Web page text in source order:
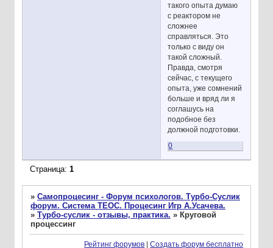
такого опыта думаю
с реактором не
сложнее
справляться. Это
только с виду он
такой сложный.
Правда, смотря
сейчас, с текущего
опыта, уже сомнений
больше и вряд ли я
соглашусь на
подобное без
должной подготовки.
0
Страница: 1
» Самопроцесинг - Форум психологов. Турбо-Суслик
форум. Система ТЕОС. Процесинг Игр А.Усачева.
» Турбо-суслик - отзывы, практика. » Круговой
процессинг
Рейтинг форумов |Создать форум бесплатно